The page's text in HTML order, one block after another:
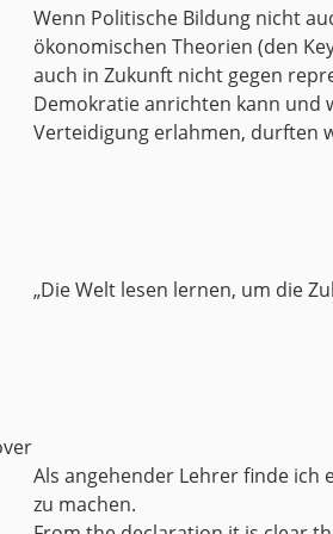
Wenn Politische Bildung nicht
ökonomischen Theorien (den
auch in Zukunft nicht gegen
Demokratie anrichten kann und
Verteidigung erlahmen, durften
„Die Welt lesen lernen, um die
Als angehender Lehrer finde ich
zu machen.